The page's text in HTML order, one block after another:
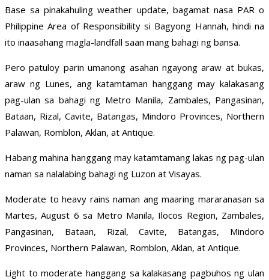
Base sa pinakahuling weather update, bagamat nasa PAR o
Philippine Area of Responsibility si Bagyong Hannah, hindi na
ito inaasahang magla-landfall saan mang bahagi ng bansa.
Pero patuloy parin umanong asahan ngayong araw at bukas,
araw ng Lunes, ang katamtaman hanggang may kalakasang
pag-ulan sa bahagi ng Metro Manila, Zambales, Pangasinan,
Bataan, Rizal, Cavite, Batangas, Mindoro Provinces, Northern
Palawan, Romblon, Aklan, at Antique.
Habang mahina hanggang may katamtamang lakas ng pag-ulan
naman sa nalalabing bahagi ng Luzon at Visayas.
Moderate to heavy rains naman ang maaring mararanasan sa
Martes, August 6 sa Metro Manila, Ilocos Region, Zambales,
Pangasinan, Bataan, Rizal, Cavite, Batangas, Mindoro
Provinces, Northern Palawan, Romblon, Aklan, at Antique.
Light to moderate hanggang sa kalakasang pagbuhos ng ulan